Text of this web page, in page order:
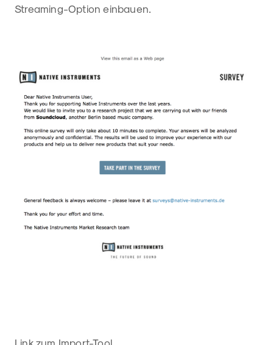
Streaming-Option einbauen.
Link zum Import-Tool